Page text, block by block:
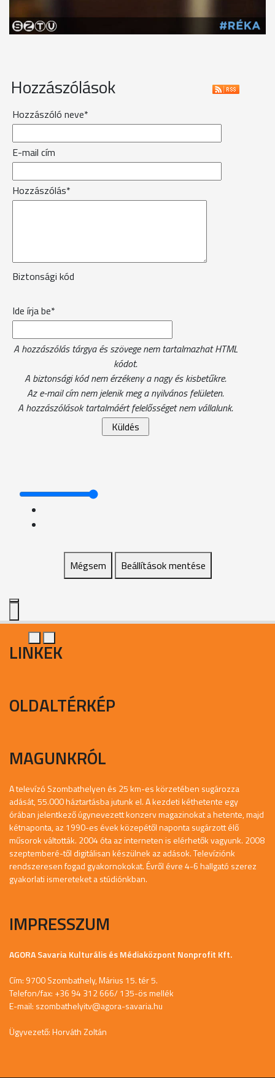
Hozzászólások
Hozzászóló neve*
E-mail cím
Hozzászólás*
Biztonsági kód
Ide írja be*
A hozzászólás tárgya és szövege nem tartalmazhat HTML
kódot.
A biztonsági kód nem érzékeny a nagy és kisbetűkre.
Az e-mail cím nem jelenik meg a nyilvános felületen.
A hozzászólások tartalmáért felelősséget nem vállalunk.
Mégsem Beállítások mentése
LINKEK
OLDALTÉRKÉP
MAGUNKRÓL
A televízó Szombathelyen és 25 km-es körzetében sugározza
adását, 55.000 háztartásba jutunk el. A kezdeti kéthetente egy
órában jelentkező úgynevezett konzerv magazinokat a hetente, majd
kétnaponta, az 1990-es évek közepétől naponta sugárzott élő
műsorok váltották. 2004 óta az interneten is elérhetők vagyunk. 2008
szeptemberé-től digitálisan készülnek az adások. Televíziónk
rendszeresen fogad gyakornokokat. Évről évre 4-6 hallgató szerez
gyakorlati ismereteket a stúdiónkban.
IMPRESSZUM
AGORA Savaria Kulturális és Médiaközpont Nonprofit Kft.
Cím: 9700 Szombathely, Márius 15. tér 5.
Telefon/fax: +36 94 312 666/ 135-ös mellék
E-mail: szombathelyitv@agora-savaria.hu
Ügyvezető: Horváth Zoltán